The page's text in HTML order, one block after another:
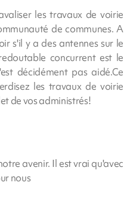
les travaux de voirie
de communes. A
s'il y a des antennes sur le
concurrent est le
décidément pas aidé.Ce
les travaux de voirie
de vos administrés!
avenir. Il est vrai qu'avec
nous